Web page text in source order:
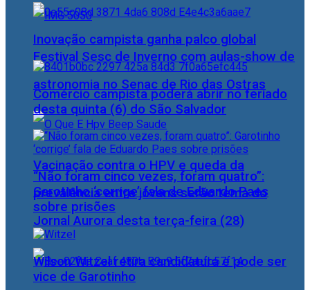
Festival Sesc de Inverno com aulas-show de
astronomia no Senac de Rio das Ostras
Vacinação contra o HPV e queda da
prevalência entre jovens serão tema do
Jornal Aurora desta terça-feira (28)
Inovação campista ganha palco global
Comércio campista poderá abrir no feriado
desta quinta (6) do São Salvador
“Não foram cinco vezes, foram quatro”:
Garotinho ‘corrige’ fala de Eduardo Paes
sobre prisões
Wilson Witzel retira candidatura e pode ser
vice de Garotinho